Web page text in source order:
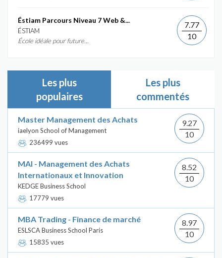
Éstiam Parcours Niveau 7 Web &...
ÉSTIAM
École idéale pour future...
7.77
10
Les plus
populaires
Les plus
commentés
Master Management des Achats
iaelyon School of Management
236499 vues
9.27
10
MAI - Management des Achats
Internationaux et Innovation
KEDGE Business School
17779 vues
8.52
10
MBA Trading - Finance de marché
ESLSCA Business School Paris
15835 vues
8.97
10